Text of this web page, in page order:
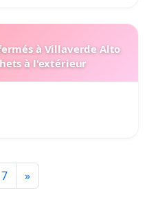
à Villaverde Alto
à l'extérieur
7 »